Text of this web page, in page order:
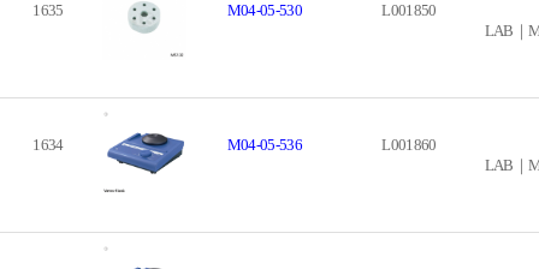
1635 M04-05-530
L001850
LAB｜
1634 M04-05-536
L001860
LAB｜